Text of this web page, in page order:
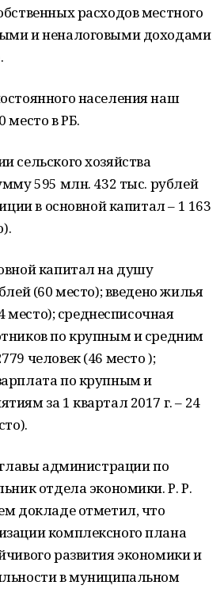
расходов местного
и неналоговыми доходами
населения наш
место в РБ.
сельского хозяйства
595 млн. 432 тыс. рублей
в основной капитал – 1 163
капитал на душу
(60 место); введено жилья
место); среднесписочная
по крупным и средним
человек (46 место );
по крупным и
за 1 квартал 2017 г. – 24
администрации по
отдела экономики. Р. Р.
докладе отметил, что
комплексного плана
развития экономики и
в муниципальном